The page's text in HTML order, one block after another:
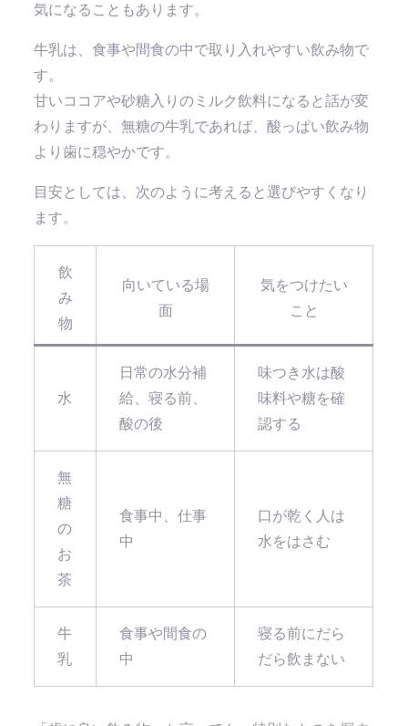
気になることもあります。
牛乳は、食事や間食の中で取り入れやすい飲み物で
す。
甘いココアや砂糖入りのミルク飲料になると話が変
わりますが、無糖の牛乳であれば、酸っぱい飲み物
より歯に穏やかです。
目安としては、次のように考えると選びやすくなり
ます。
飲
み
物
向いている場
面
気をつけたい
こと
水
日常の水分補
給、寝る前、
酸の後
味つき水は酸
味料や糖を確
認する
無
糖
の
お
茶
食事中、仕事
中
口が乾く人は
水をはさむ
牛
乳
食事や間食の
中
寝る前にだら
だら飲まない